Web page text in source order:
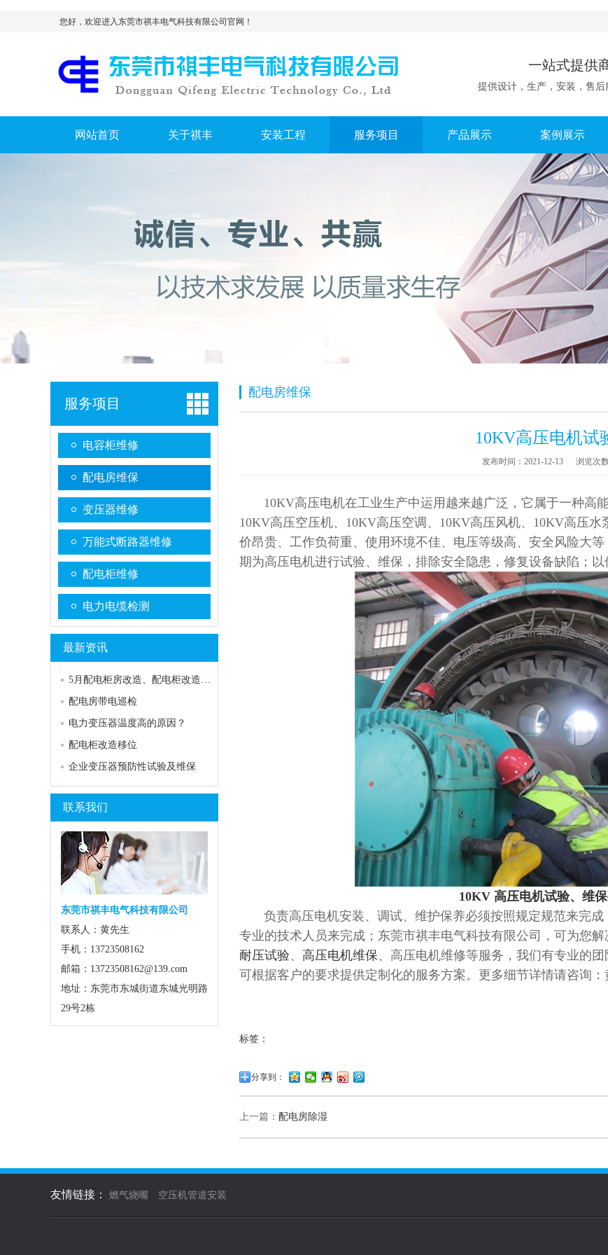
您好，欢迎进入东莞市祺丰电气科技有限公司官网！
一站式提供
提供设计，生产，安装，售后
网站首页 关于祺丰 安装工程 服务项目 产品展示 案例展示
服务项目
电容柜维修
配电房维保
变压器维修
万能式断路器维修
配电柜维修
电力电缆检测
最新资讯
5月配电柜房改造、配电柜改造、市发电转换柜、电力抢修的日常
配电房带电巡检
电力变压器温度高的原因？
配电柜改造移位
企业变压器预防性试验及维保
联系我们
东莞市祺丰电气科技有限公司
联系人：黄先生
手机：13723508162
邮箱：13723508162@139.com
地址：东莞市东城街道东城光明路
29号2栋
配电房维保
10KV高压电机试
发布时间：2021-12-13 浏览次
10KV高压电机在工业生产中运用越来越广泛，它属于一种高能
10KV高压空压机、10KV高压空调、10KV高压风机、10KV高压
价昂贵、工作负荷重、使用环境不佳、电压等级高、安全风险大
期为高压电机进行试验、维保，排除安全隐患，修复设备缺陷；以
10KV 高压电机试验、维保
负责高压电机安装、调试、维护保养必须按照规定规范来完成
专业的技术人员来完成；东莞市祺丰电气科技有限公司，可为您解
耐压试验、 高压电机维保、高压电机维修等服务，我们有专业的
可根据客户的要求提供定制化的服务方案。更多细节详情请咨询：
标签：
分享到：
上一篇： 配电房除湿
友情链接： 燃气烧嘴 空压机管道安装